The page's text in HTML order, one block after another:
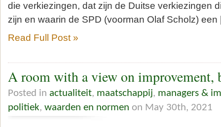
die verkiezingen, dat zijn de Duitse verkiezingen
zijn en waarin de SPD (voorman Olaf Scholz)
Read Full Post »
A room with a view on improvement,
Posted in actualiteit, maatschappij, managers &
politiek, waarden en normen on May 30th, 2021